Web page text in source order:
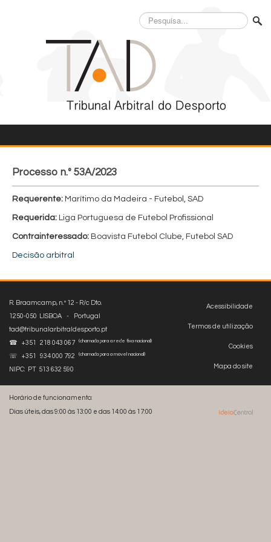
Pesquisa...
Processo n.º 53A/2023
Requerente: Marítimo da Madeira - Futebol, SAD
Requerida: Liga Portuguesa de Futebol Profissional
Contrainteressado: Boavista Futebol Clube, Futebol SAD
Decisão arbitral
Acessibilidade
Termos de utilização
Cookies
Mapa do site
R. Braamcamp, n.º 12 - R/c Dto.
1250-050 LISBOA - Portugal
tad@tribunalarbitraldesporto.pt
☎ +351 218 043 067
(chamada para a rede fixa nacional)
☏ +351 934 000 792 (chamada para a móvel nacional)
NIPC: PT 513 632 590
Horário de funcionamento:
Dias úteis, das 9:00 às 13:00 e das 14:00 às 17:00